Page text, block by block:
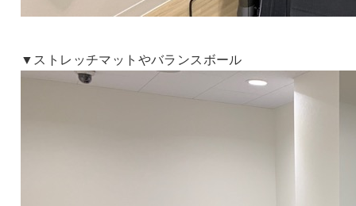
▼ストレッチマットやバランスボール